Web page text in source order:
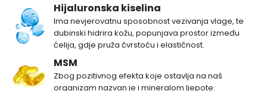
Hijaluronska kiselina
Ima nevjerovatnu sposobnost vezivanja vlage, te
dubinski hidrira kožu, popunjava prostor između
ćelija, gdje pruža čvrstoću i elastičnost.
MSM
Zbog pozitivnog efekta koje ostavlja na naš
organizam nazvan je i mineralom ljepote.